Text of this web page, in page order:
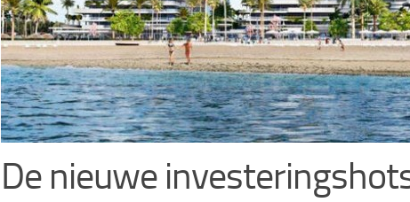
De nieuwe